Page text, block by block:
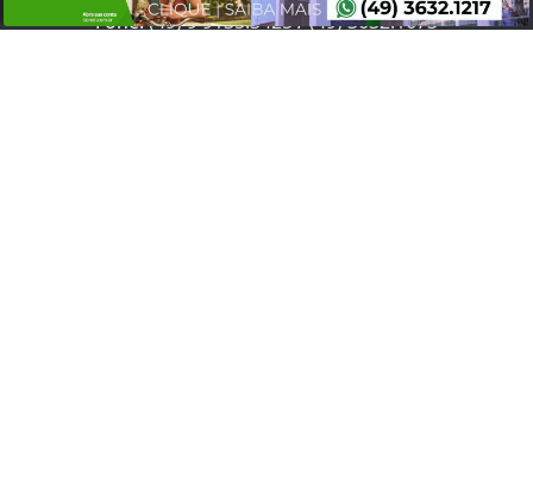
Fone:(49) 9 9135.3425/(49) 3632.1673